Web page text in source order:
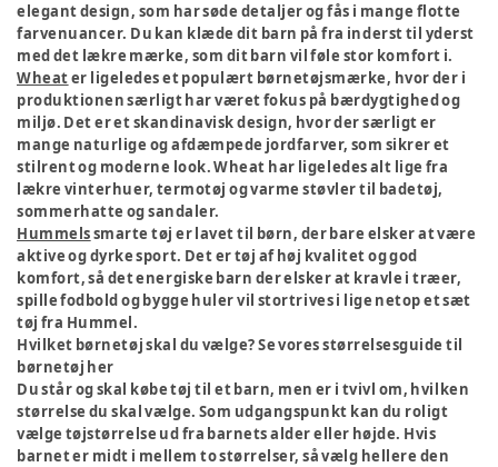
elegant design, som har søde detaljer og fås i mange flotte
farvenuancer. Du kan klæde dit barn på fra inderst til yderst
med det lækre mærke, som dit barn vil føle stor komfort i.
Wheater ligeledes et populært børnetøjsmærke, hvor der i
produktionen særligt har været fokus på bærdygtighed og
miljø. Det er et skandinavisk design, hvor der særligt er
mange naturlige og afdæmpede jordfarver, som sikrer et
stilrent og moderne look. Wheat har ligeledes alt lige fra
lækre vinterhuer, termotøj og varme støvler til badetøj,
sommerhatte og sandaler.
Hummelssmarte tøj er lavet til børn, der bare elsker at være
aktive og dyrke sport. Det er tøj af høj kvalitet og god
komfort, så det energiske barn der elsker at kravle i træer,
spille fodbold og bygge huler vil stortrives i lige netop et sæt
tøj fra Hummel.
Hvilket børnetøj skal du vælge? Se vores størrelsesguide til
børnetøj her
Du står og skal købe tøj til et barn, men er i tvivl om, hvilken
størrelse du skal vælge. Som udgangspunkt kan du roligt
vælge tøjstørrelse ud fra barnets alder eller højde. Hvis
barnet er midt i mellem to størrelser, så vælg hellere den